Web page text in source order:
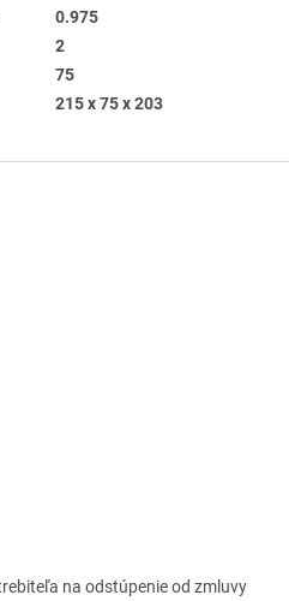
0.975
2
75
215 x 75 x 203
na odstúpenie od zmluvy